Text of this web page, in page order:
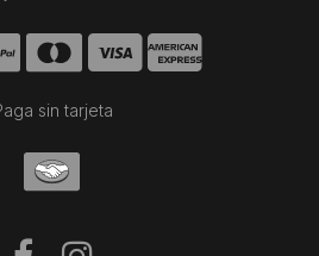
sin tarjeta